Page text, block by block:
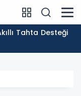
Tahta Desteği